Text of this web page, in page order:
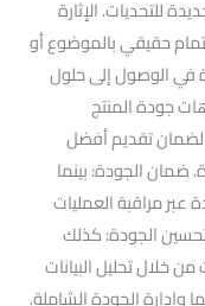
للتحديات. الإثارة
حقيقي بالموضوع أو
في الوصول إلى حلول
جودة المنتج
لضمان تقديم أفضل
ضمان الجودة: بينما
عبر مراقبة العمليات
الجودة: كذلك
خلال تحليل البيانات
الجودة الشاملة.